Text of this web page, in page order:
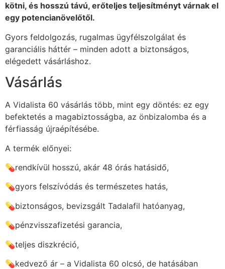
kötni, és hosszú távú, erőteljes teljesítményt várnak el
egy potencianövelőtől.
Gyors feldolgozás, rugalmas ügyfélszolgálat és
garanciális háttér – minden adott a biztonságos,
elégedett vásárláshoz.
Vásárlás
A Vidalista 60 vásárlás több, mint egy döntés: ez egy
befektetés a magabiztosságba, az önbizalomba és a
férfiasság újraépítésébe.
A termék előnyei:
💊rendkívül hosszú, akár 48 órás hatásidő,
💊gyors felszívódás és természetes hatás,
💊biztonságos, bevizsgált Tadalafil hatóanyag,
💊pénzvisszafizetési garancia,
💊teljes diszkréció,
💊kedvező ár – a Vidalista 60 olcsó, de hatásában